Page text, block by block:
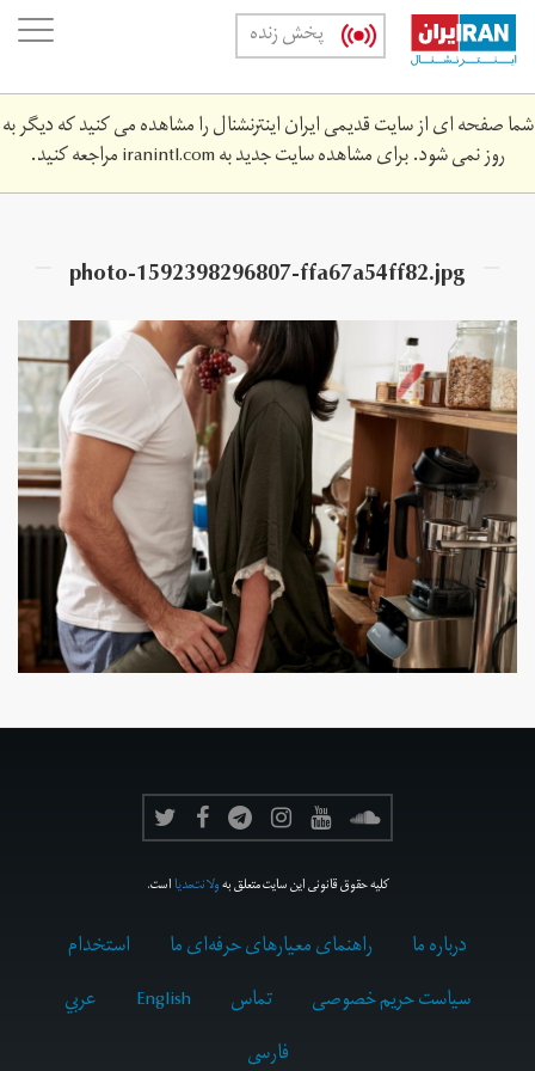
Skip
main
content
پخش زنده
شما صفحه ای از سایت قدیمی ایران اینترنشنال را مشاهده می کنید که دیگر به
روز نمی شود. برای مشاهده سایت جدید بهiranintl.comمراجعه کنید.
photo-1592398296807-ffa67a54ff82.jpg
کلیه حقوق قانونی این سایت متعلق بهولانت‌مدیااست.
درباره ما راهنمای معیارهای حرفه‌ای ما
استخدام
سیاست حریم خصوصی
تماس English
عربي
فارسى